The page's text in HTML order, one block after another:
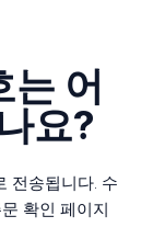
는 어
요?
전송됩니다. 수
확인 페이지